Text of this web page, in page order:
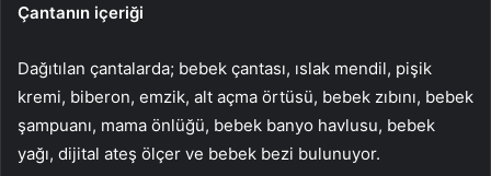
Çantanın içeriği
Dağıtılan çantalarda; bebek çantası, ıslak mendil, pişik
kremi, biberon, emzik, alt açma örtüsü, bebek zıbını, bebek
şampuanı, mama önlüğü, bebek banyo havlusu, bebek
yağı, dijital ateş ölçer ve bebek bezi bulunuyor.